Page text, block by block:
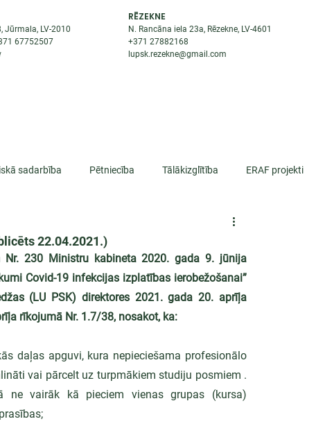
Jūrmala, LV-2010
67752507
RĒZEKNE
N. Rancāna iela 23a, Rēzekne, LV-4601
+37127882168
lupsk.rezekne@gmail.com
sadarbība Pētniecība Tālākizglītība ERAF projekti
22.04.2021.)
230 Ministru kabineta 2020. gada 9. jūnija
Covid-19 infekcijas izplatības ierobežošanai”
(LU PSK) direktores 2021. gada 20. aprīļa
rīkojumā Nr. 1.7/38, nosakot, ka:
daļas apguvi, kura nepieciešama profesionālo
vai pārcelt uz turpmākiem studiju posmiem .
ne vairāk kā pieciem vienas grupas (kursa)